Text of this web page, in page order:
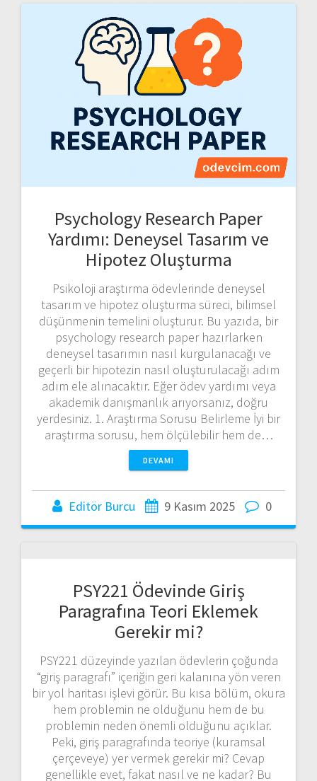
Psychology Research Paper
Yardımı: Deneysel Tasarım ve
Hipotez Oluşturma
Psikoloji araştırma ödevlerinde deneysel
tasarım ve hipotez oluşturma süreci, bilimsel
düşünmenin temelini oluşturur. Bu yazıda, bir
psychology research paper hazırlarken
deneysel tasarımın nasıl kurgulanacağı ve
geçerli bir hipotezin nasıl oluşturulacağı adım
adım ele alınacaktır. Eğer ödev yardımı veya
akademik danışmanlık arıyorsanız, doğru
yerdesiniz. 1. Araştırma Sorusu Belirleme İyi bir
araştırma sorusu, hem ölçülebilir hem de…
DEVAMI
Editör Burcu 9 Kasım 2025 0
PSY221 Ödevinde Giriş
Paragrafına Teori Eklemek
Gerekir mi?
PSY221 düzeyinde yazılan ödevlerin çoğunda
“giriş paragrafı” içeriğin geri kalanına yön veren
bir yol haritası işlevi görür. Bu kısa bölüm, okura
hem problemin ne olduğunu hem de bu
problemin neden önemli olduğunu açıklar.
Peki, giriş paragrafında teoriye (kuramsal
çerçeveye) yer vermek gerekir mi? Cevap
genellikle evet, fakat nasıl ve ne kadar? Bu